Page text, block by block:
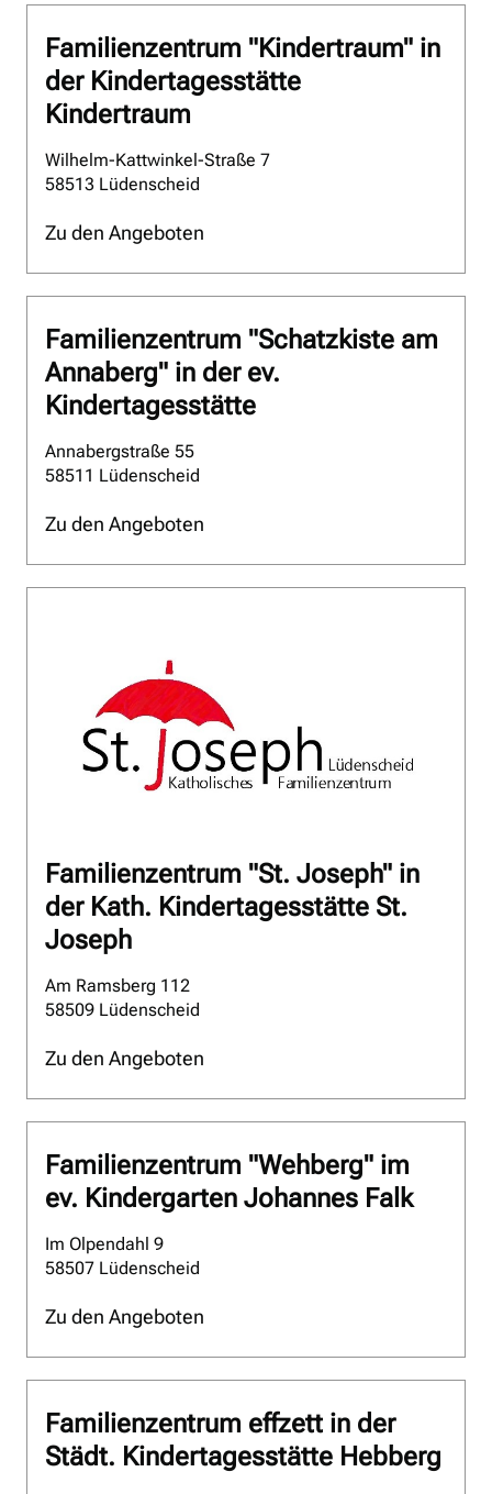
Familienzentrum "Kindertraum" in
der Kindertagesstätte
Kindertraum
Wilhelm-Kattwinkel-Straße 7
58513 Lüdenscheid
Zu den Angeboten
Familienzentrum "Schatzkiste am
Annaberg" in der ev.
Kindertagesstätte
Annabergstraße 55
58511 Lüdenscheid
Zu den Angeboten
Familienzentrum "St. Joseph" in
der Kath. Kindertagesstätte St.
Joseph
Am Ramsberg 112
58509 Lüdenscheid
Zu den Angeboten
Familienzentrum "Wehberg" im
ev. Kindergarten Johannes Falk
Im Olpendahl 9
58507 Lüdenscheid
Zu den Angeboten
Familienzentrum effzett in der
Städt. Kindertagesstätte Hebberg